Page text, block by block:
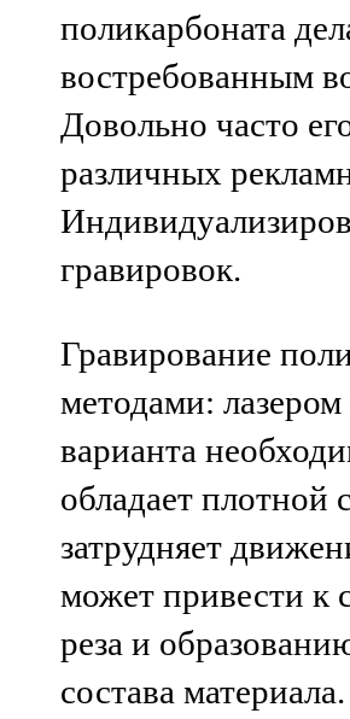
поликарбоната
востребованным
Довольно часто
различных
гравировок.
Гравирование
методами:
варианта
обладает плотной
затрудняет
может привести к
реза и
состава